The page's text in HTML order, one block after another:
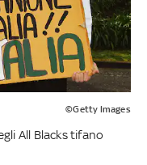
©Getty Images
All Blacks tifano